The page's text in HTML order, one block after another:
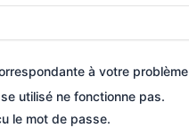
à votre
utilisé ne fonctionne pas.
le mot de passe.